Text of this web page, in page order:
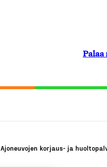
Ajoneuvojen korjaus- ja